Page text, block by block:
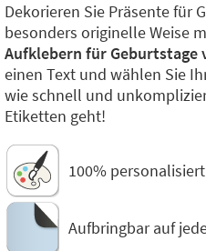
Dekorieren Sie Präsente für
besonders originelle Weise
Aufklebern für Geburtstage
einen Text und wählen Sie
wie schnell und
Etiketten geht!
100% personalisiert
Aufbringbar auf